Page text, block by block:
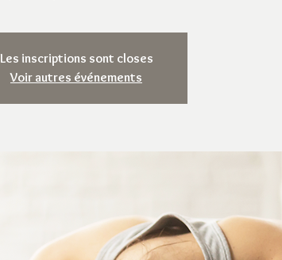
Les inscriptions sont closes
Voir autres événements